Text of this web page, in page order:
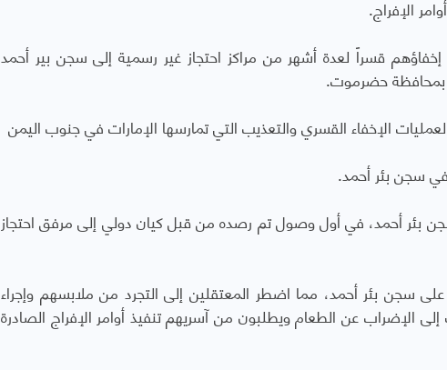
الإفراج.
تم إخفاؤهم قسراً لعدة أشهر من مراكز احتجاز غير رسمية إلى سجن بير أحمد
بمحافظة حضرموت.
الإخفاء القسري والتعذيب التي تمارسها الإمارات في جنوب اليمن
تزور سجن بئر أحمد، في أول وصول تم رصده من قبل كيان دولي إلى مرفق احتجاز
بحملة على سجن بئر أحمد، مما اضطر المعتقلين إلى التجرد من ملابسهم وإجراء
الإضراب عن الطعام ويطلبون من آسريهم تنفيذ أوامر الإفراج الصادرة